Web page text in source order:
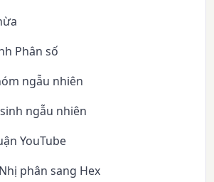
Phân số
ngẫu nhiên
ngẫu nhiên
YouTube
phân sang Hex